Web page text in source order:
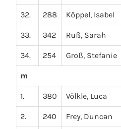
32. 288 Köppel, Isabel
33. 342 Ruß, Sarah
34. 254 Groß, Stefanie
m
1. 380 Völkle, Luca
2. 240 Frey, Duncan